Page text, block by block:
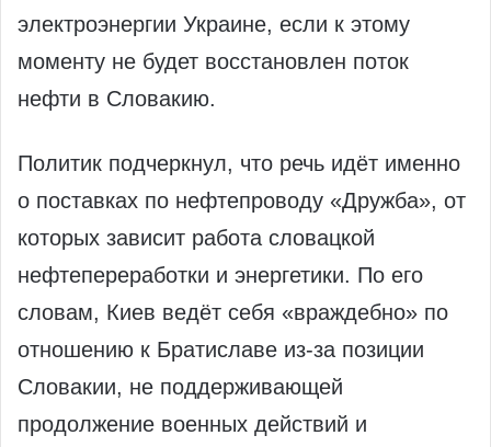
электроэнергии Украине, если к этому
моменту не будет восстановлен поток
нефти в Словакию.
Политик подчеркнул, что речь идёт именно
о поставках по нефтепроводу «Дружба», от
которых зависит работа словацкой
нефтепереработки и энергетики. По его
словам, Киев ведёт себя «враждебно» по
отношению к Братиславе из‑за позиции
Словакии, не поддерживающей
продолжение военных действий и